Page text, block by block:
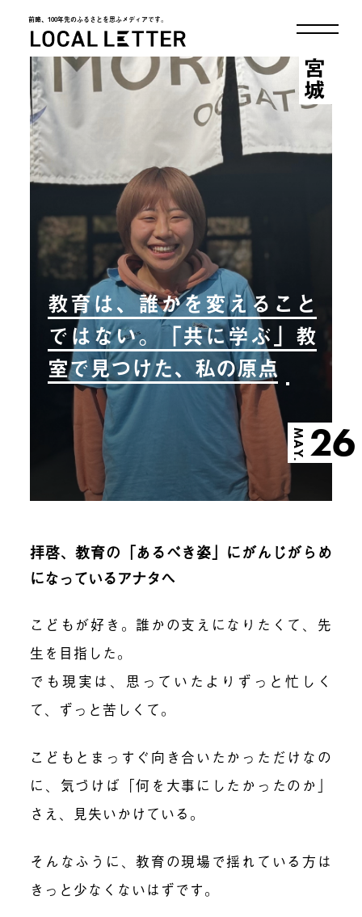
前略、100年先のふるさとを思ふメディアです。
LOCAL LETTER
教育は、誰かを変えること
ではない。「共に学ぶ」教
室で見つけた、私の原点
MAY. 26
宮城
拝啓、教育の「あるべき姿」にがんじがらめ
になっているアナタへ
こどもが好き。誰かの支えになりたくて、先
生を目指した。
でも現実は、思っていたよりずっと忙しく
て、ずっと苦しくて。
こどもとまっすぐ向き合いたかっただけなの
に、気づけば「何を大事にしたかったのか」
さえ、見失いかけている。
そんなふうに、教育の現場で揺れている方は
きっと少なくないはずです。